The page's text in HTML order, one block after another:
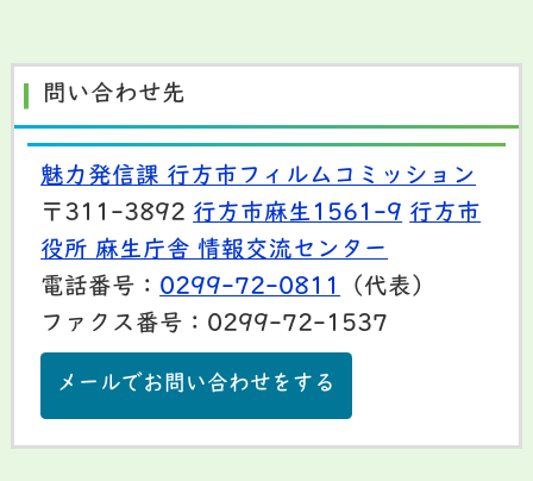
問い合わせ先
魅力発信課 行方市フィルムコミッション
〒311-3892 行方市麻生1561-9 行方市
役所 麻生庁舎 情報交流センター
電話番号： 0299-72-0811
（代表）
ファクス番号：0299-72-1537
メールでお問い合わせをする